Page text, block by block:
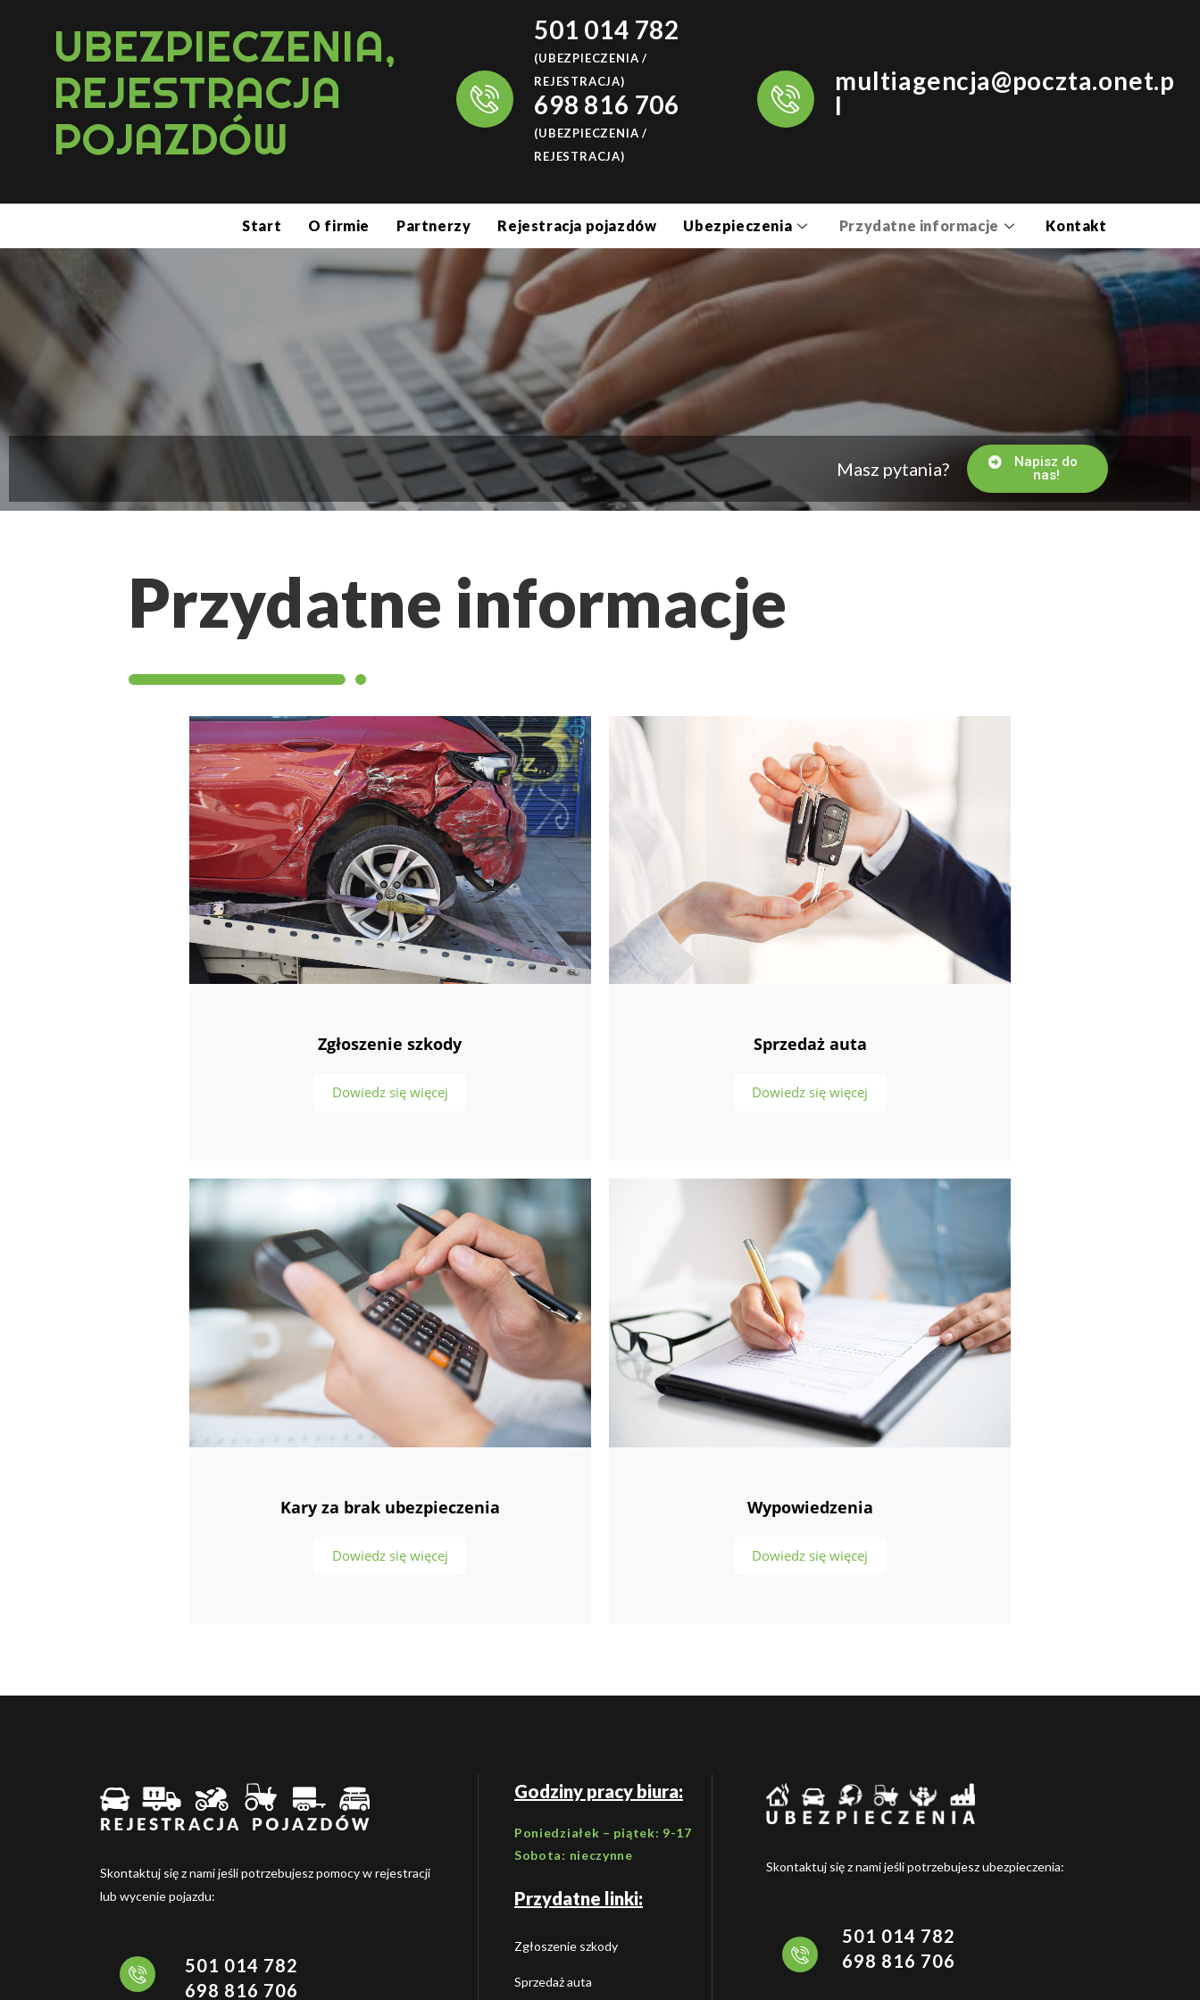
UBEZPIECZENIA,
REJESTRACJA
POJAZDÓW
501 014 782
(UBEZPIECZENIA /
REJESTRACJA)
698 816 706
(UBEZPIECZENIA /
REJESTRACJA)
multiagencja@poczta.onet.p
l
Start O firmie Partnerzy Rejestracja pojazdów Ubezpieczenia Przydatne informacje Kontakt
Masz pytania?
Napisz do
nas!
Przydatne informacje
Zgłoszenie szkody
Dowiedz się więcej
Sprzedaż auta
Dowiedz się więcej
Kary za brak ubezpieczenia
Dowiedz się więcej
Wypowiedzenia
Dowiedz się więcej
Skontaktuj się z nami jeśli potrzebujesz pomocy w rejestracji
lub wycenie pojazdu:
501 014 782
698 816 706
Godziny pracy biura:
Poniedziałek – piątek: 9-17
Sobota: nieczynne
Przydatne linki:
Zgłoszenie szkody
Sprzedaż auta
Skontaktuj się z nami jeśli potrzebujesz ubezpieczenia:
501 014 782
698 816 706